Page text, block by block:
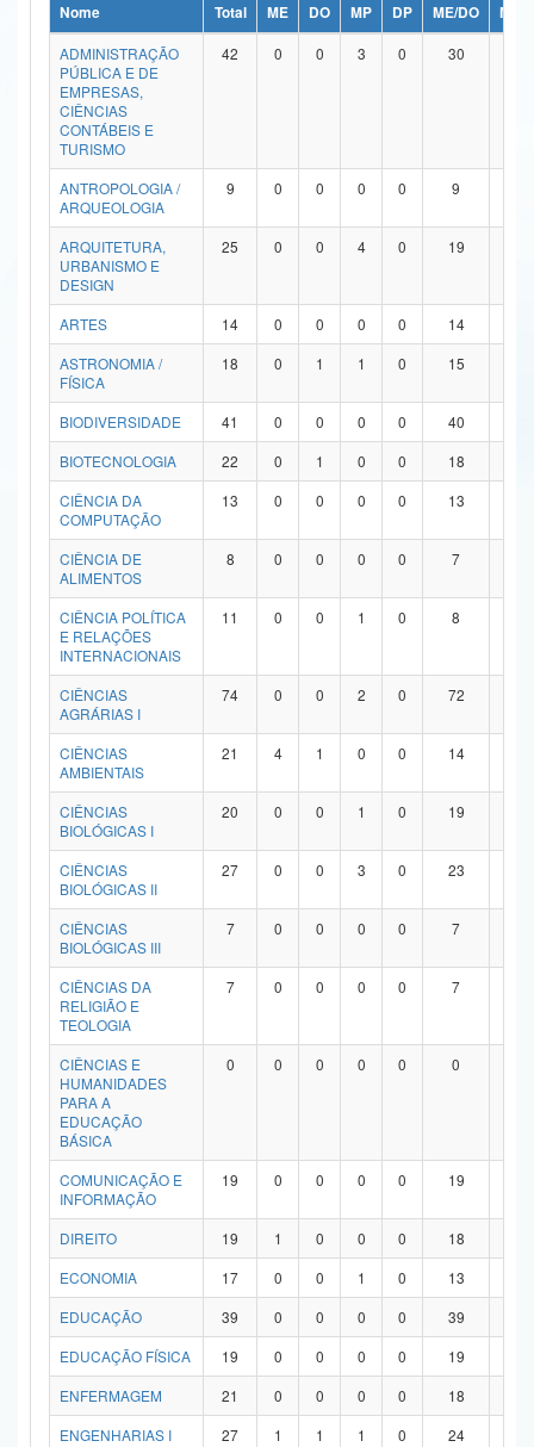
Ministério da Ciência, Tecnologia, Inovações e Comunicações
Ministério do Meio Ambiente
Ministério do Turismo
Ministério do Desenvolvimento Regional
Controladoria-Geral da União
Ministério da Mulher, da Família e dos Direitos Humanos
Secretaria de Governo
Advocacia-Geral da União
Banco Central do Brasil
Nome Total ME DO MP DP ME/DO
MP/
ADMINISTRAÇÃO
PÚBLICA E DE
EMPRESAS,
CIÊNCIAS
CONTÁBEIS E
TURISMO
42 0 0 3 0 30
ANTROPOLOGIA /
ARQUEOLOGIA
9 0 0 0 0 9
ARQUITETURA,
URBANISMO E
DESIGN
25 0 0 4 0 19
ARTES 14 0 0 0 0 14
ASTRONOMIA /
FÍSICA
18 0 1 1 0 15
BIODIVERSIDADE 41 0 0 0 0 40
BIOTECNOLOGIA
22 0 1 0 0 18
CIÊNCIA DA
COMPUTAÇÃO
13 0 0 0 0 13
CIÊNCIA DE
ALIMENTOS
8 0 0 0 0 7
CIÊNCIA POLÍTICA
E RELAÇÕES
INTERNACIONAIS
11 0 0 1 0 8
CIÊNCIAS
AGRÁRIAS I
74 0 0 2 0 72
CIÊNCIAS
AMBIENTAIS
21 4 1 0 0 14
CIÊNCIAS
BIOLÓGICAS I
20 0 0 1 0 19
CIÊNCIAS
BIOLÓGICAS II
27 0 0 3 0 23
CIÊNCIAS
BIOLÓGICAS III
7 0 0 0 0 7
CIÊNCIAS DA
RELIGIÃO E
TEOLOGIA
7 0 0 0 0 7
CIÊNCIAS E
HUMANIDADES
PARA A
EDUCAÇÃO
BÁSICA
0 0 0 0 0 0
COMUNICAÇÃO E
INFORMAÇÃO
19 0 0 0 0 19
DIREITO 19 1 0 0 0 18
ECONOMIA
17 0 0 1 0 13
EDUCAÇÃO
39 0 0 0 0 39
EDUCAÇÃO FÍSICA
19 0 0 0 0 19
ENFERMAGEM
21 0 0 0 0 18
ENGENHARIAS I
27 1 1 1 0 24